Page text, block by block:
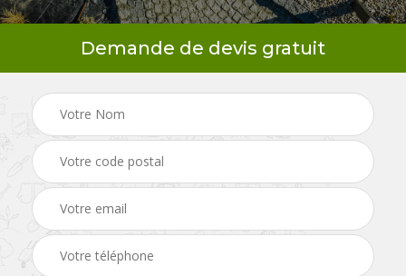
Demande de devis gratuit